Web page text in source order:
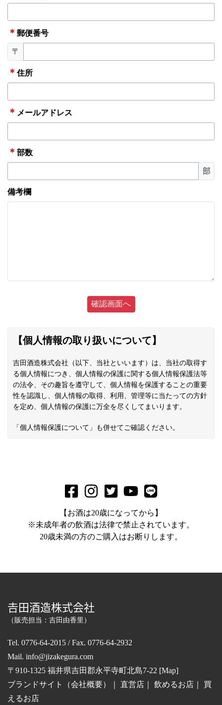
＊ 郵便番号
〒
＊ 住所
＊ メールアドレス
＊ 部数
部
備考欄
【個人情報の取り扱いについて】
吉田酒造株式会社（以下、当社といいます）は、当社の取得す
る個人情報につき、個人情報の保護に関する個人情報保護法等
の法令、その趣旨を遵守して、個人情報を保護することの重要
性を認識し、個人情報の取得、利用、管理等に当たっての方針
を定め、個人情報の保護に万全を尽くしてまいります。
「 個人情報保護について 」も併せてご確認ください。
【お酒は20歳になってから】
※未成年者の飲酒は法律で禁止されています。
20歳未満の方のご購入はお断りします。
𠮷田酒造株式会社
（販売担当：吉田由香里）
Tel. 0776-64-2015 / Fax. 0776-64-2932
Mail. info@jizakegura.com
〒910-1325 福井県吉田郡永平寺町北島7-22 [Map]
ブランドサイト（会社概要）
直営店 飲めるお店
買
えるお店